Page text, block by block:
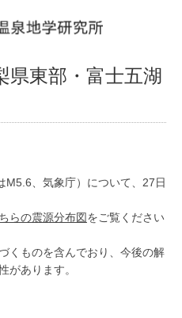
県東部・富士五湖
M5.6、気象庁）について、27日
らの震源分布図をご覧ください
くものを含んでおり、今後の解
があります。